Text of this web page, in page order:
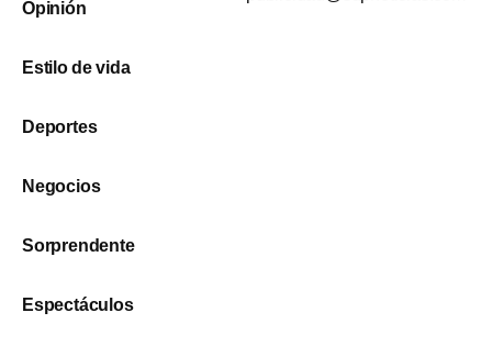
Opinión
Estilo de vida
Deportes
Negocios
Sorprendente
Espectáculos